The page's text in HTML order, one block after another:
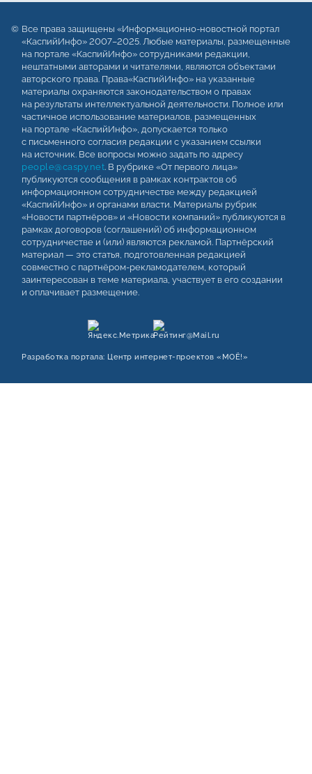
Все права защищены «Информационно-новостной портал
«КаспийИнфо» 2007–2025. Любые материалы, размещенные
на портале «КаспийИнфо» сотрудниками редакции,
нештатными авторами и читателями, являются объектами
авторского права. Права«КаспийИнфо» на указанные
материалы охраняются законодательством о правах
на результаты интеллектуальной деятельности. Полное или
частичное использование материалов, размещенных
на портале «КаспийИнфо», допускается только
с письменного согласия редакции с указанием ссылки
на источник. Все вопросы можно задать по адресу
people@caspy.net. В рубрике «От первого лица»
публикуются сообщения в рамках контрактов об
информационном сотрудничестве между редакцией
«КаспийИнфо» и органами власти. Материалы рубрик
«Новости партнёров» и «Новости компаний» публикуются в
рамках договоров (соглашений) об информационном
сотрудничестве и (или) являются рекламой. Партнёрский
материал — это статья, подготовленная редакцией
совместно с партнёром-рекламодателем, который
заинтересован в теме материала, участвует в его создании
и оплачивает размещение.
Разработка портала: Центр интернет‑проектов «МОЁ!»